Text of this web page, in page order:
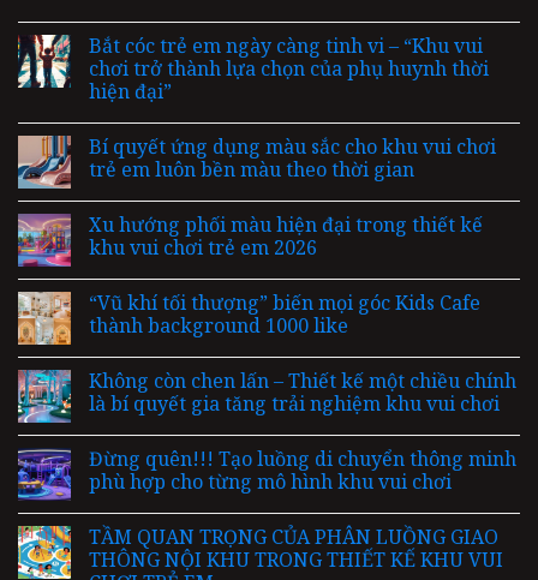
Bắt cóc trẻ em ngày càng tinh vi – “Khu vui
chơi trở thành lựa chọn của phụ huynh thời
hiện đại”
Bí quyết ứng dụng màu sắc cho khu vui chơi
trẻ em luôn bền màu theo thời gian
Xu hướng phối màu hiện đại trong thiết kế
khu vui chơi trẻ em 2026
“Vũ khí tối thượng” biến mọi góc Kids Cafe
thành background 1000 like
Không còn chen lấn – Thiết kế một chiều chính
là bí quyết gia tăng trải nghiệm khu vui chơi
Đừng quên!!! Tạo luồng di chuyển thông minh
phù hợp cho từng mô hình khu vui chơi
TẦM QUAN TRỌNG CỦA PHÂN LUỒNG GIAO
THÔNG NỘI KHU TRONG THIẾT KẾ KHU VUI